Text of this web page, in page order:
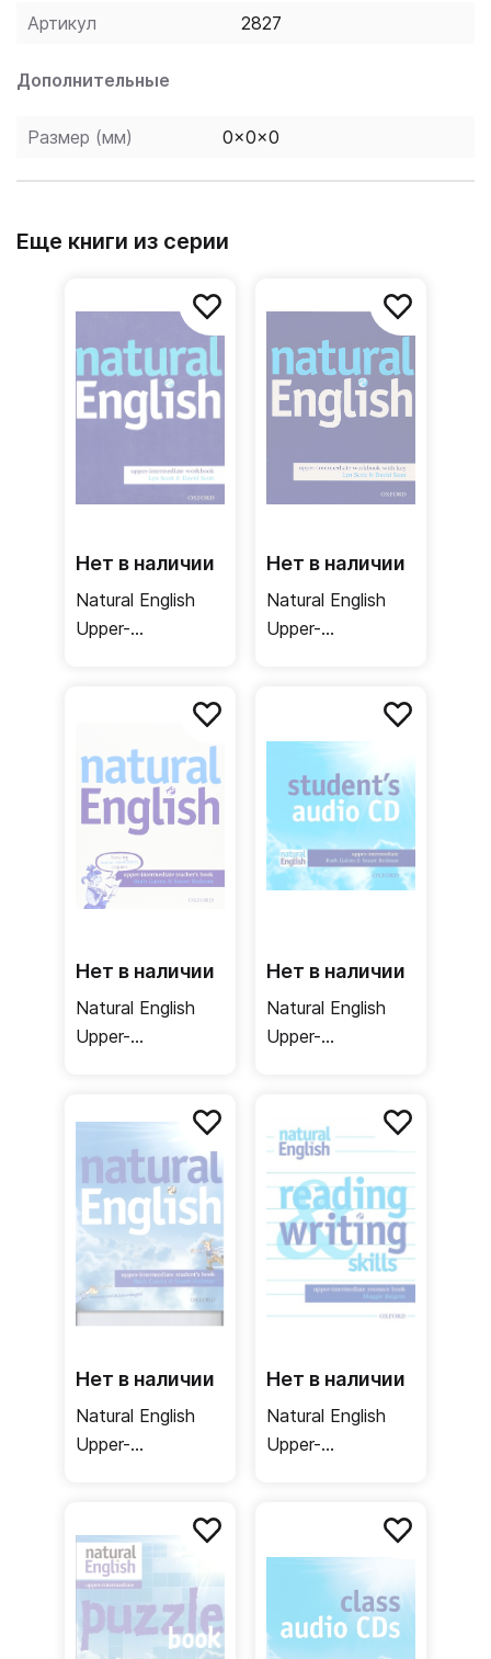
Артикул 2827
Дополнительные
Размер (мм) 0x0x0
Еще книги из серии
Нет в наличии
Natural English
Upper-
Рабочая тетрадь
Нет в наличии
Natural English
Upper-
Рабочая тетрадь
+ ответы
Нет в наличии
Natural English
Upper-
Книга для
учителя
Нет в наличии
Natural English
Upper-
Аудио диск
Нет в наличии
Natural English
Upper-
Listening booklet
/ Учебник +
аудио
упражнения
Нет в наличии
Natural English
Upper-
Сборник
упражнений